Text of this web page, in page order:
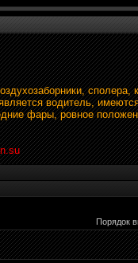
сполера,
водитель,
фары, ровное
Порядок